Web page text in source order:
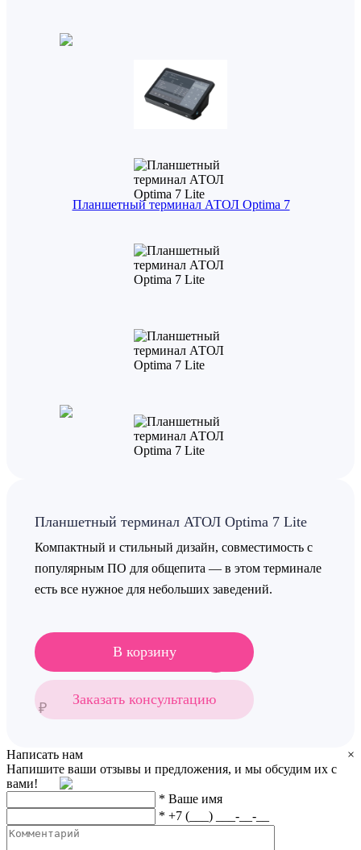
Планшетный терминал АТОЛ Optima 7 Lite
Компактный и стильный дизайн, совместимость с
популярным ПО для общепита — в этом терминале
есть все нужное для небольших заведений.
₽
В корзину
Заказать консультацию
Написать нам
×
Напишите ваши отзывы и предложения, и мы обсудим их с
вами!
* Ваше имя
* +7 (___) ___-__-__